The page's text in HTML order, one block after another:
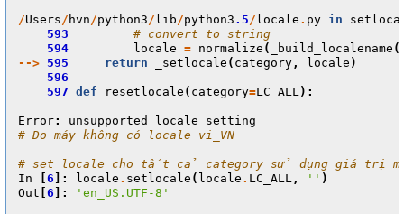
/Users/ hvn/python3/ lib/python3 .5/ locale . py in
593
# convert to string
594
locale = normalize ( _build_localename (
--> 595 return _setlocale ( category , locale )
596
597 def resetlocale ( category=LC_ALL):
Error: unsupported locale
setting
# Do máy không có locale vi_VN
# set locale cho tất cả category sử dụng giá trị
In
6 ]: locale . setlocale ( locale . LC_ALL , '' )
Out 6 ]: 'en_US.UTF-8'